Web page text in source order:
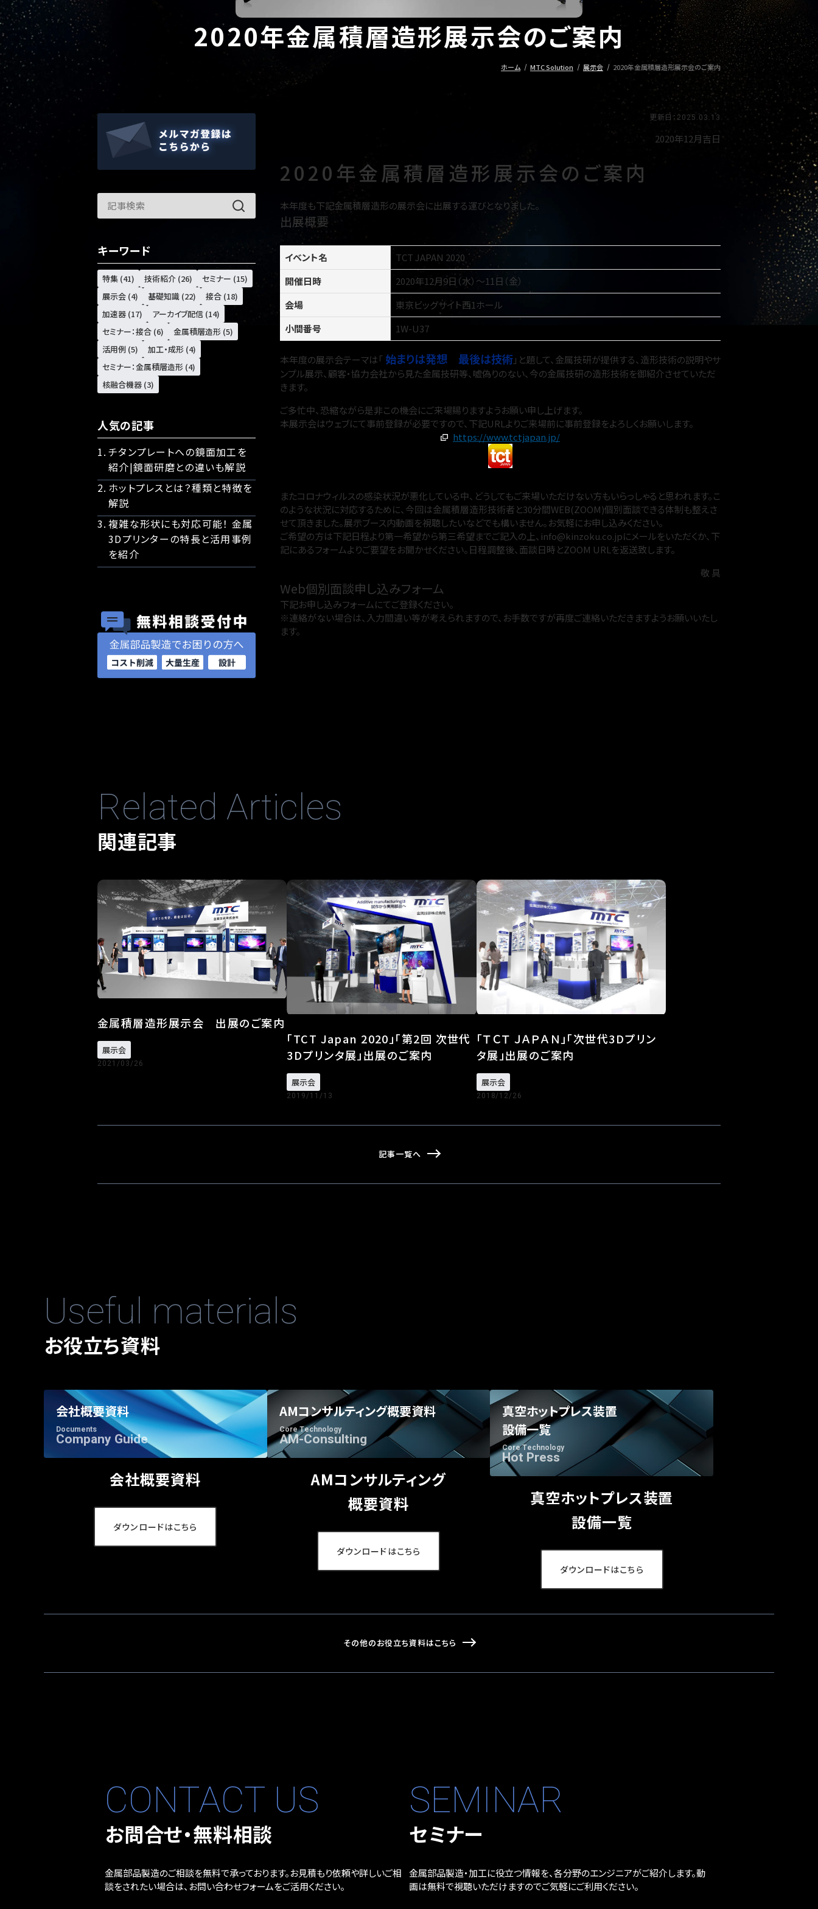
2020年金属積層造形展示会のご案内
ホーム MTC Solution 展示会 2020年金属積層造形展示会のご案内
更新日：2025.03.13
2020年12月吉日
2020年金属積層造形展示会のご案内
本年度も下記金属積層造形の展示会に出展する運びとなりました。
出展概要
イベント名
TCT JAPAN 2020
開催日時
2020年12月9日（水）〜11日（金）
会場
東京ビッグサイト西1ホール
小間番号
1W-U37
本年度の展示会テーマは「 始まりは発想 最後は技術」と題して、金属技研が提供する、造形技術の説明やサ
ンプル展示、顧客・協力会社から見た金属技研等、嘘偽りのない、今の金属技研の造形技術を御紹介させていただ
きます。
ご多忙中、恐縮ながら是非この機会にご来場賜りますようお願い申し上げます。
本展示会はウェブにて事前登録が必要ですので、下記URLよりご来場前に事前登録をよろしくお願いします。
https://www.tctjapan.jp/
またコロナウィルスの感染状況が悪化している中、どうしてもご来場いただけない方もいらっしゃると思われます。こ
のような状況に対応するために、今回は金属積層造形技術者と30分間WEB(ZOOM)個別面談できる体制も整えさ
せて頂きました。展示ブース内動画を視聴したいなどでも構いません。お気軽にお申し込みください。
ご希望の方は下記日程より第一希望から第三希望までご記入の上、info@kinzoku.co.jpにメールをいただくか、下
記にあるフォームよりご要望をお聞かせください。日程調整後、面談日時とZOOM URLを返送致します。
敬 具
Web個別面談申し込みフォーム
下記お申し込みフォームにてご登録ください。
※連絡がない場合は、入力間違い等が考えられますので、お手数ですが再度ご連絡いただきますようお願いいたし
ます。
キーワード
特集 (41) 技術紹介 (26)
セミナー (15)
展示会 (4)
基礎知識 (22)
接合 (18)
加速器 (17)
アーカイブ配信 (14)
セミナー：接合 (6)
金属積層造形 (5)
活用例 (5)
加工・成形 (4)
セミナー：金属積層造形 (4)
核融合機器 (3)
人気の記事
チタンプレートへの鏡面加工を
紹介|鏡面研磨との違いも解説
ホットプレスとは？種類と特徴を
解説
複雑な形状にも対応可能！ 金属
3Dプリンターの特長と活用事例
を紹介
Related Articles
関連記事
金属積層造形展示会 出展のご案内
展示会
2021/03/26
「TCT Japan 2020」「第2回 次世代
3Dプリンタ展」出展のご案内
展示会
2019/11/13
「ＴＣＴ ＪＡＰＡＮ」「次世代3Dプリン
タ展」出展のご案内
展示会
2018/12/26
記事一覧へ
Useful materials
お役立ち資料
会社概要資料
Documents
Company Guide
会社概要資料
ダウンロードはこちら
AMコンサルティング概要資料
Core Technology
AM-Consulting
AMコンサルティング
概要資料
ダウンロードはこちら
真空ホットプレス装置
設備一覧
Core Technology
Hot Press
真空ホットプレス装置
設備一覧
ダウンロードはこちら
その他のお役立ち資料はこちら
CONTACT US
お問合せ・無料相談
金属部品製造のご相談を無料で承っております。お見積もり依頼や詳しいご相
談をされたい場合は、お問い合わせフォームをご活用ください。
SEMINAR
セミナー
金属部品製造・加工に役立つ情報を、各分野のエンジニアがご紹介します。動
画は無料で視聴いただけますのでご気軽にご利用ください。